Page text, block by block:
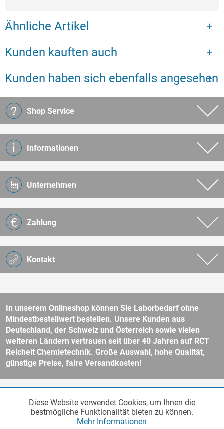
Ähnliche Artikel
Kunden kauften auch
Kunden haben sich ebenfalls angesehen
Kontakt
Shop Service
Informationen
Unternehmen
Zahlung
In unserem Onlineshop können Sie Laborbedarf ohne
Mindestbestellwert bestellen. Unsere Kunden aus
Deutschland, der Schweiz und Österreich sowie vielen
weiteren Ländern vertrauen seit über 40 Jahren auf RCT
Reichelt Chemietechnik. Große Auswahl, hohe Qualität,
günstige Preise, faire Versandkosten!
und ggf. Nachnahmegebühren, wenn nicht anders beschrieben.
Unser Webshop richtet sich an Unternehmer, öffentliche Institute und
andere gewerbliche Kunden im Sinne des § 14 BGB. Kein Verkauf an
Funktionale Aktiv
Diese Website verwendet Cookies, um Ihnen die
bestmögliche Funktionalität bieten zu können.
Mehr Informationen